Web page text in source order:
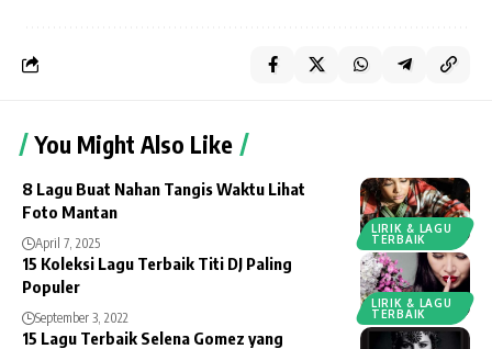
You Might Also Like
LIRIK & LAGU
TERBAIK
8 Lagu Buat Nahan Tangis Waktu Lihat
Foto Mantan
April 7, 2025
LIRIK & LAGU
TERBAIK
15 Koleksi Lagu Terbaik Titi DJ Paling
Populer
September 3, 2022
15 Lagu Terbaik Selena Gomez yang